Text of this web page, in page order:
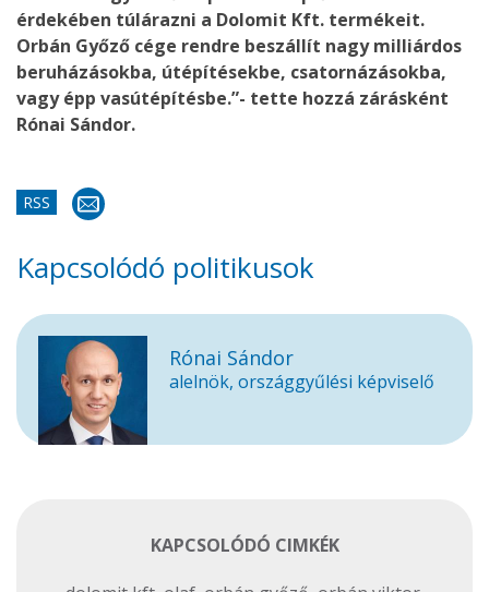
érdekében túlárazni a Dolomit Kft. termékeit.
Orbán Győző cége rendre beszállít nagy milliárdos
beruházásokba, útépítésekbe, csatornázásokba,
vagy épp vasútépítésbe.”- tette hozzá zárásként
Rónai Sándor.
RSS
Kapcsolódó politikusok
Rónai Sándor
alelnök, országgyűlési képviselő
KAPCSOLÓDÓ CIMKÉK